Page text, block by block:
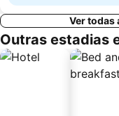
Ver todas
Outras estadias